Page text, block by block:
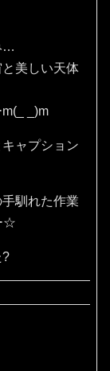
…
美しい天体
_)m
ャプション
馴れた作業
☆
?